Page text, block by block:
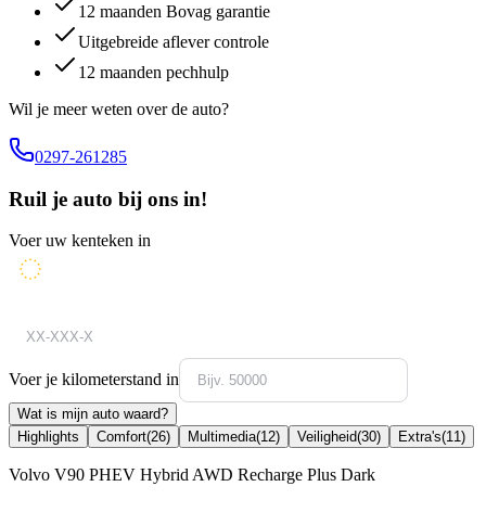
12 maanden Bovag garantie
Uitgebreide aflever controle
12 maanden pechhulp
Wil je meer weten over de auto?
0297-261285
Ruil je auto bij ons in!
Voer uw kenteken in
Voer je kilometerstand in
Wat is mijn auto waard?
Highlights
Comfort(26) Multimedia(12) Veiligheid(30) Extra's(11)
Volvo V90 PHEV Hybrid AWD Recharge Plus Dark